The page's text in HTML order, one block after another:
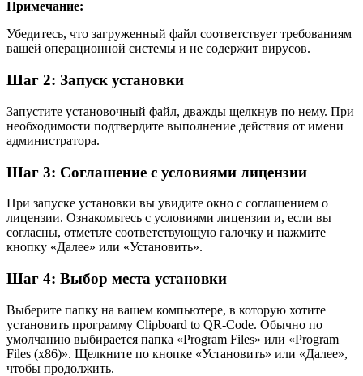
Примечание:
Убедитесь, что загруженный файл соответствует требованиям
вашей операционной системы и не содержит вирусов.
Шаг 2: Запуск установки
Запустите установочный файл, дважды щелкнув по нему. При
необходимости подтвердите выполнение действия от имени
администратора.
Шаг 3: Соглашение с условиями лицензии
При запуске установки вы увидите окно с соглашением о
лицензии. Ознакомьтесь с условиями лицензии и, если вы
согласны, отметьте соответствующую галочку и нажмите
кнопку «Далее» или «Установить».
Шаг 4: Выбор места установки
Выберите папку на вашем компьютере, в которую хотите
установить программу Clipboard to QR-Code. Обычно по
умолчанию выбирается папка «Program Files» или «Program
Files (x86)». Щелкните по кнопке «Установить» или «Далее»,
чтобы продолжить.